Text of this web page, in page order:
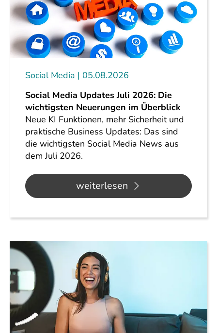
Social Media
05.08.2026
Social Media Updates Juli 2026: Die
wichtigsten Neuerungen im Überblick
Neue KI Funktionen, mehr Sicherheit und
praktische Business Updates: Das sind
die wichtigsten Social Media News aus
dem Juli 2026.
weiterlesen